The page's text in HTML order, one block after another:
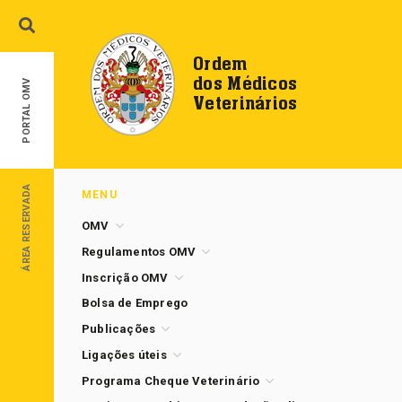
Ordem
dos Médicos
Veterinários
MENU
OMV
Regulamentos OMV
Inscrição OMV
Bolsa de Emprego
Publicações
Ligações úteis
Programa Cheque Veterinário
ÁREA RESERVADA
PORTAL OMV